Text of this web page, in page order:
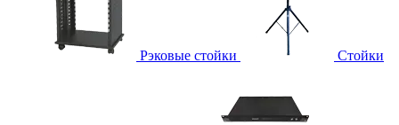
Рэковые стойки Стойки